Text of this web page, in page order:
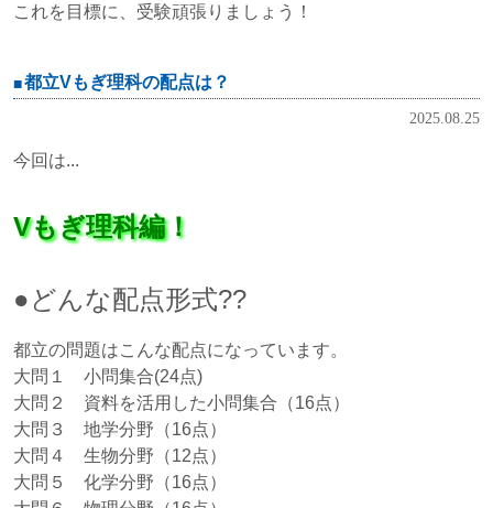
これを目標に、受験頑張りましょう！
都立Vもぎ理科の配点は？
2025.08.25
今回は...
Vもぎ理科編！
●どんな配点形式??
都立の問題はこんな配点になっています。
大問１ 小問集合(24点)
大問２ 資料を活用した小問集合（16点）
大問３ 地学分野（16点）
大問４ 生物分野（12点）
大問５ 化学分野（16点）